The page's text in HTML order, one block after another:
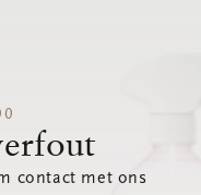
contact met ons